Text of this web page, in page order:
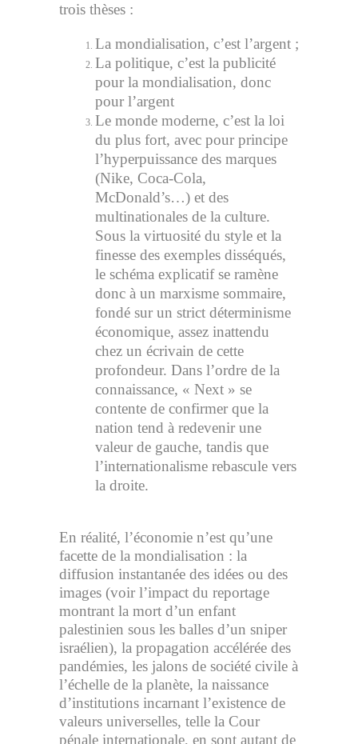
trois thèses :
La mondialisation, c’est l’argent ;
La politique, c’est la publicité
pour la mondialisation, donc
pour l’argent
Le monde moderne, c’est la loi
du plus fort, avec pour principe
l’hyperpuissance des marques
(Nike, Coca-Cola,
McDonald’s…) et des
multinationales de la culture.
Sous la virtuosité du style et la
finesse des exemples disséqués,
le schéma explicatif se ramène
donc à un marxisme sommaire,
fondé sur un strict déterminisme
économique, assez inattendu
chez un écrivain de cette
profondeur. Dans l’ordre de la
connaissance, « Next » se
contente de confirmer que la
nation tend à redevenir une
valeur de gauche, tandis que
l’internationalisme rebascule vers
la droite.
En réalité, l’économie n’est qu’une
facette de la mondialisation : la
diffusion instantanée des idées ou des
images (voir l’impact du reportage
montrant la mort d’un enfant
palestinien sous les balles d’un sniper
israélien), la propagation accélérée des
pandémies, les jalons de société civile à
l’échelle de la planète, la naissance
d’institutions incarnant l’existence de
valeurs universelles, telle la Cour
pénale internationale, en sont autant de